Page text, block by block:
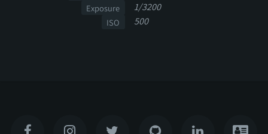
Exposure 1/3200
ISO 500